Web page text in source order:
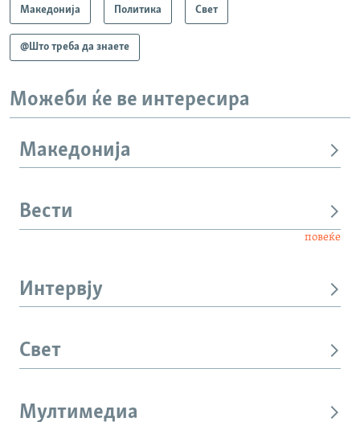
Македонија Политика Свет
@Што треба да знаете
Можеби ќе ве интересира
Македонија
Вести
повеќе
Интервју
Свет
Мултимедиа